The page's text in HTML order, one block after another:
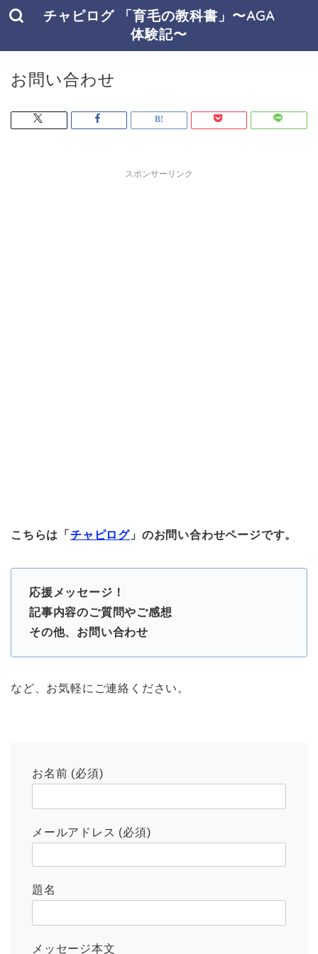
チャピログ 「育毛の教科書」〜AGA
体験記〜
お問い合わせ
スポンサーリンク
こちらは「 チャピログ 」のお問い合わせページです。
応援メッセージ！
記事内容のご質問やご感想
その他、お問い合わせ
など、お気軽にご連絡ください。
お名前 (必須)
メールアドレス (必須)
題名
メッセージ本文